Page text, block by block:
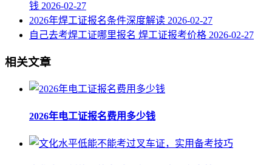
钱 2026-02-27
2026年焊工证报名条件深度解读 2026-02-27
自己去考焊工证哪里报名 焊工证报考价格 2026-02-27
相关文章
2026年电工证报名费用多少钱